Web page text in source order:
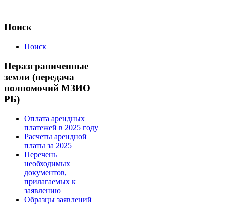
Поиск
Поиск
Неразграниченные
земли (передача
полномочий МЗИО
РБ)
Оплата арендных
платежей в 2025 году
Расчеты арендной
платы за 2025
Перечень
необходимых
документов,
прилагаемых к
заявлению
Образцы заявлений